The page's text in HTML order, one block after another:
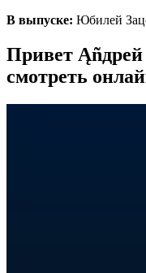
В выпуске: Юбилей
Привет Ąñдpей
смотреть